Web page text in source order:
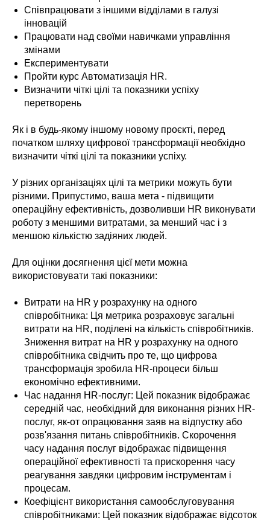
Співпрацювати з іншими відділами в галузі
інновацій
Працювати над своїми навичками управління
змінами
Експериментувати
Пройти курс Автоматизація HR.
Визначити чіткі цілі та показники успіху
перетворень
Як і в будь-якому іншому новому проєкті, перед
початком шляху цифрової трансформації необхідно
визначити чіткі цілі та показники успіху.
У різних організаціях цілі та метрики можуть бути
різними. Припустимо, ваша мета - підвищити
операційну ефективність, дозволивши HR виконувати
роботу з меншими витратами, за менший час і з
меншою кількістю задіяних людей.
Для оцінки досягнення цієї мети можна
використовувати такі показники:
Витрати на HR у розрахунку на одного
співробітника: Ця метрика розраховує загальні
витрати на HR, поділені на кількість співробітників.
Зниження витрат на HR у розрахунку на одного
співробітника свідчить про те, що цифрова
трансформація зробила HR-процеси більш
економічно ефективними.
Час надання HR-послуг: Цей показник відображає
середній час, необхідний для виконання різних HR-
послуг, як-от опрацювання заяв на відпустку або
розв'язання питань співробітників. Скорочення
часу надання послуг відображає підвищення
операційної ефективності та прискорення часу
реагування завдяки цифровим інструментам і
процесам.
Коефіцієнт використання самообслуговування
співробітниками: Цей показник відображає відсоток